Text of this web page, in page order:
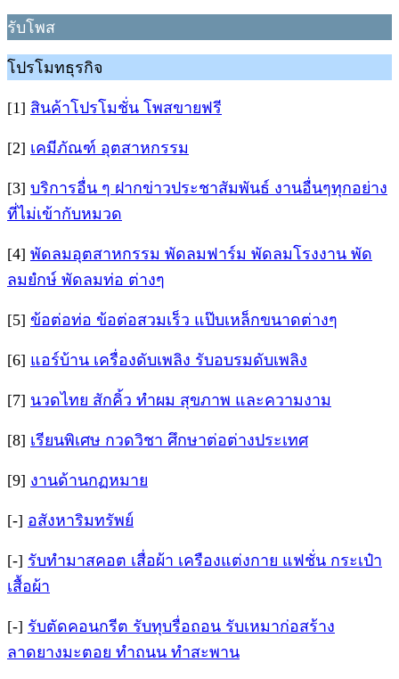
รับโพส
โปรโมทธุรกิจ
[1] สินค้าโปรโมชั่น โพสขายฟรี
[2] เคมีภัณฑ์ อุตสาหกรรม
[3] บริการอื่น ๆ ฝากข่าวประชาสัมพันธ์ งานอื่นๆทุกอย่าง
ที่ไม่เข้ากับหมวด
[4] พัดลมอุตสาหกรรม พัดลมฟาร์ม พัดลมโรงงาน พัด
ลมยํกษ์ พัดลมท่อ ต่างๆ
[5] ข้อต่อท่อ ข้อต่อสวมเร็ว แป๊บเหล็กขนาดต่างๆ
[6] แอร์บ้าน เครื่องดับเพลิง รับอบรมดับเพลิง
[7] นวดไทย สักคิ้ว ทำผม สุขภาพ และความงาม
[8] เรียนพิเศษ กวดวิชา ศึกษาต่อต่างประเทศ
[9] งานด้านกฏหมาย
[-] อสังหาริมทรัพย์
[-] รับทำมาสคอต เสื่อผ้า เครืองแต่งกาย แฟชั่น กระเป๋า
เสื้อผ้า
[-] รับตัดคอนกรีต รับทุบรื่อถอน รับเหมาก่อสร้าง
ลาดยางมะตอย ทำถนน ทำสะพาน